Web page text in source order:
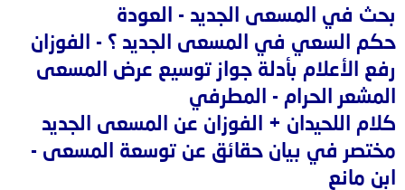
بحث في المسعى الجديد - العودة
حكم السعي في المسعى الجديد ؟ - الفوزان
رفع الأعلام بأدلة جواز توسيع عرض المسعى
المشعر الحرام - المطرفي
كلام اللحيدان + الفوزان عن المسعى الجديد
مختصر في بيان حقائق عن توسعة المسعى -
ابن مانع